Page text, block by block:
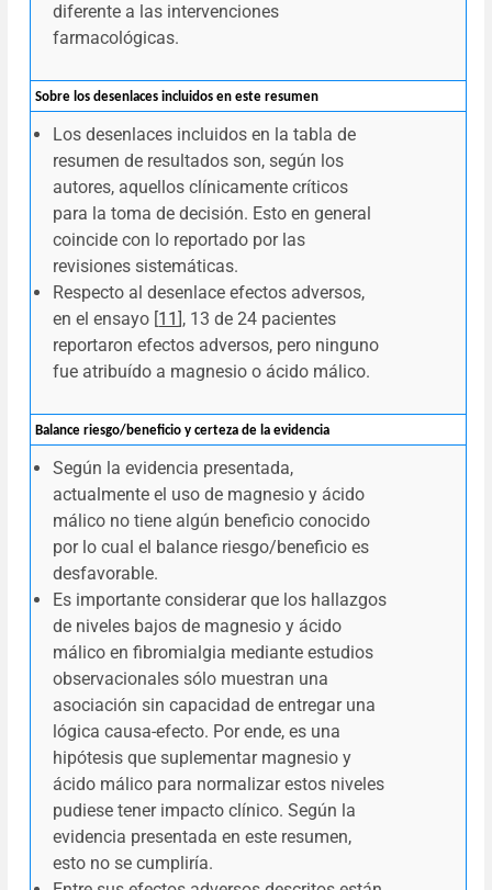
diferente a las intervenciones
farmacológicas.
Sobre los desenlaces incluidos en este resumen
Los desenlaces incluidos en la tabla de
resumen de resultados son, según los
autores, aquellos clínicamente críticos
para la toma de decisión. Esto en general
coincide con lo reportado por las
revisiones sistemáticas.
Respecto al desenlace efectos adversos,
en el ensayo [11], 13 de 24 pacientes
reportaron efectos adversos, pero ninguno
fue atribuído a magnesio o ácido málico.
Balance riesgo/beneficio y certeza de la evidencia
Según la evidencia presentada,
actualmente el uso de magnesio y ácido
málico no tiene algún beneficio conocido
por lo cual el balance riesgo/beneficio es
desfavorable.
Es importante considerar que los hallazgos
de niveles bajos de magnesio y ácido
málico en fibromialgia mediante estudios
observacionales sólo muestran una
asociación sin capacidad de entregar una
lógica causa-efecto. Por ende, es una
hipótesis que suplementar magnesio y
ácido málico para normalizar estos niveles
pudiese tener impacto clínico. Según la
evidencia presentada en este resumen,
esto no se cumpliría.